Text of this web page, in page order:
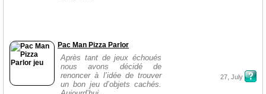
Pac Man Pizza Parlor
Après tant de jeux échoués
nous avons décidé de
renoncer à l’idée de trouver
un bon jeu d’objets cachés.
27, July